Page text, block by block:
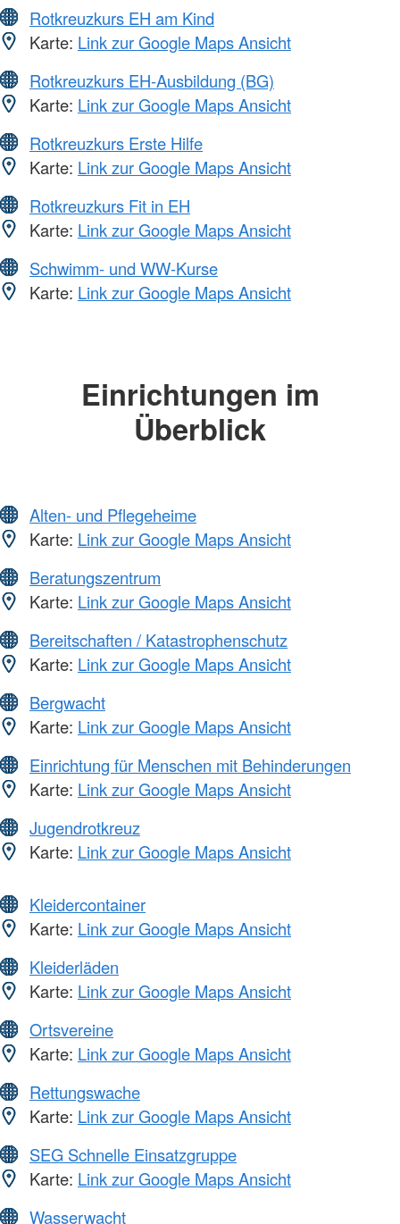
Rotkreuzkurs EH am Kind
Karte: Link zur Google Maps Ansicht
Rotkreuzkurs EH-Ausbildung (BG)
Karte: Link zur Google Maps Ansicht
Rotkreuzkurs Erste Hilfe
Karte: Link zur Google Maps Ansicht
Rotkreuzkurs Fit in EH
Karte: Link zur Google Maps Ansicht
Schwimm- und WW-Kurse
Karte: Link zur Google Maps Ansicht
Einrichtungen im
Überblick
Alten- und Pflegeheime
Karte: Link zur Google Maps Ansicht
Beratungszentrum
Karte: Link zur Google Maps Ansicht
Bereitschaften / Katastrophenschutz
Karte: Link zur Google Maps Ansicht
Bergwacht
Karte: Link zur Google Maps Ansicht
Einrichtung für Menschen mit Behinderungen
Karte: Link zur Google Maps Ansicht
Jugendrotkreuz
Karte: Link zur Google Maps Ansicht
Kleidercontainer
Karte: Link zur Google Maps Ansicht
Kleiderläden
Karte: Link zur Google Maps Ansicht
Ortsvereine
Karte: Link zur Google Maps Ansicht
Rettungswache
Karte: Link zur Google Maps Ansicht
SEG Schnelle Einsatzgruppe
Karte: Link zur Google Maps Ansicht
Wasserwacht